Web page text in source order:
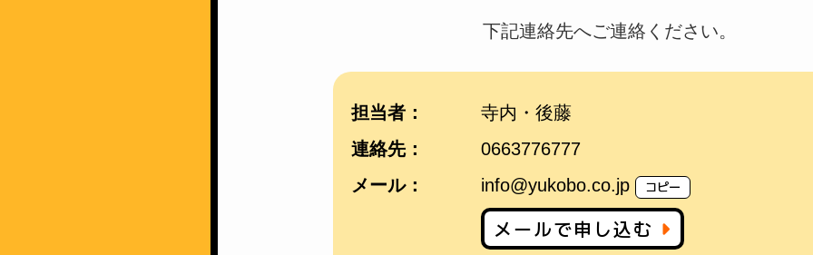
下記連絡先へご連絡ください。
担当者：
寺内・後藤
連絡先：
0663776777
メール：
info@yukobo.co.jp コピー
メールで申し込む